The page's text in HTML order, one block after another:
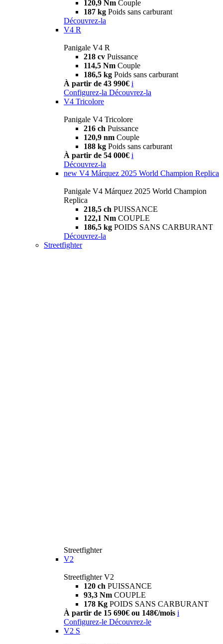
120,9 Nm Couple
187 kg Poids sans carburant
Découvrez-la
V4 R
Panigale V4 R
218 cv Puissance
114,5 Nm Couple
186,5 kg Poids sans carburant
À partir de 43 990€ i
Configurez-la Découvrez-la
V4 Tricolore
Panigale V4 Tricolore
216 ch Puissance
120,9 nm Couple
188 kg Poids sans carburant
À partir de 54 000€ i
Découvrez-la
new V4 Márquez 2025 World Champion Replica
Panigale V4 Márquez 2025 World Champion
Replica
218,5 ch PUISSANCE
122,1 Nm COUPLE
186,5 kg POIDS SANS CARBURANT
Découvrez-la
Streetfighter
Streetfighter
V2
Streetfighter V2
120 ch PUISSANCE
93,3 Nm COUPLE
178 Kg POIDS SANS CARBURANT
À partir de 15 690€ ou 148€/mois i
Configurez-le Découvrez-le
V2 S